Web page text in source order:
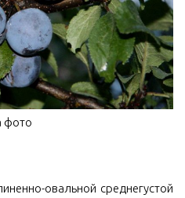
фото
овальной среднегустой